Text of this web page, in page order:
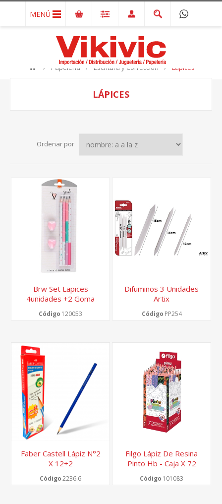
MENÚ
Papelería Escritura y Corrección Lápices
LÁPICES
Ordenar por
Brw Set Lapices
4unidades +2 Goma
Corazon
Código 120053
Difuminos 3 Unidades
Artix
Código PP254
Faber Castell Lápiz N°2
X 12+2
Código2236.6
Filgo Lápiz De Resina
Pinto Hb - Caja X 72
Código 101083